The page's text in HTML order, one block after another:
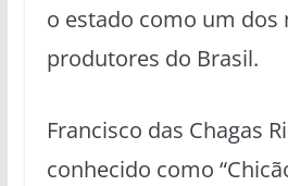
o estado como um dos
produtores do Brasil.
Francisco das Chagas
conhecido como